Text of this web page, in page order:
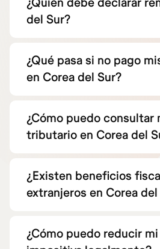
del Sur?
¿Qué pasa si no pago
en Corea del Sur?
¿Cómo puedo consultar
tributario en Corea del
¿Existen beneficios
extranjeros en Corea del
¿Cómo puedo reducir